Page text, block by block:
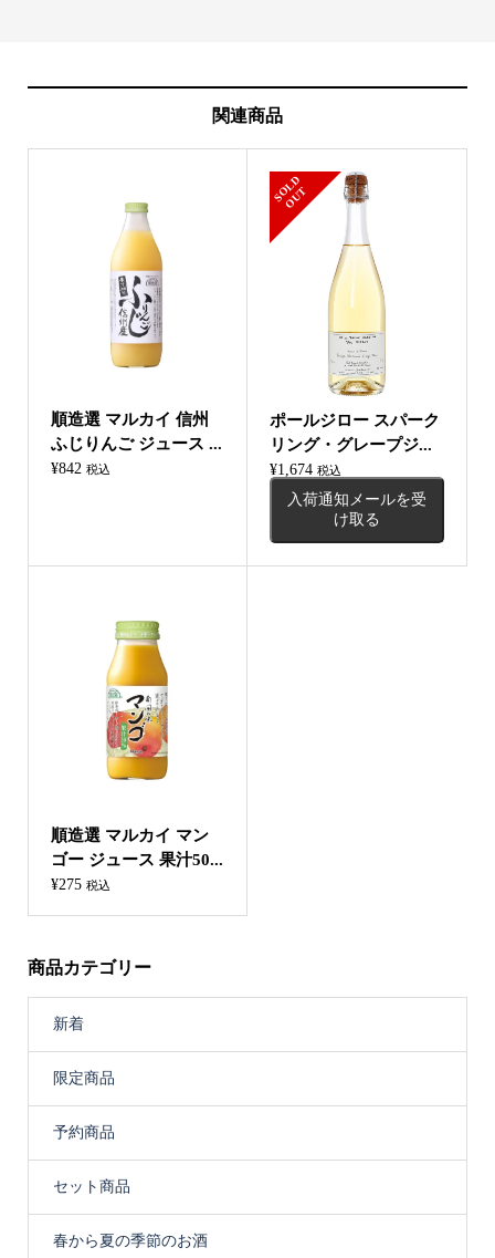
関連商品
順造選 マルカイ 信州
ふじりんご ジュース ...
¥842 税込
S
O
L
D
O
U
T
ポールジロー スパーク
リング・グレープジ...
¥1,674 税込
入荷通知メールを受
け取る
順造選 マルカイ マン
ゴー ジュース 果汁50...
¥275 税込
商品カテゴリー
新着
限定商品
予約商品
セット商品
春から夏の季節のお酒